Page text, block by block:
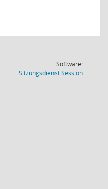
Software:
SitzungsdienstSession(Wird in